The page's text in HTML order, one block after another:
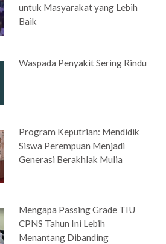
untuk Masyarakat yang Lebih
Baik
Waspada Penyakit Sering Rindu
Program Keputrian: Mendidik
Siswa Perempuan Menjadi
Generasi Berakhlak Mulia
Mengapa Passing Grade TIU
CPNS Tahun Ini Lebih
Menantang Dibanding